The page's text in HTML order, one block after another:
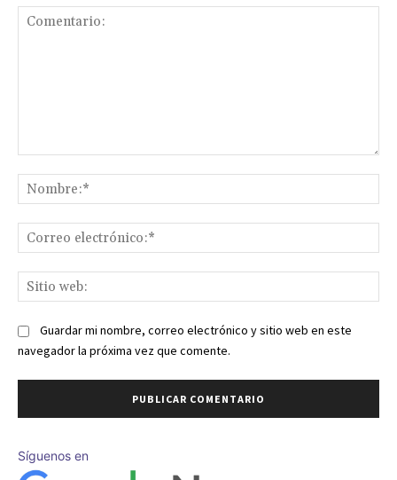
Guardar mi nombre, correo electrónico y sitio web en este
navegador la próxima vez que comente.
Síguenos en